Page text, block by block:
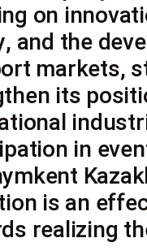
on
and the
markets,
its
in
is an
realizing